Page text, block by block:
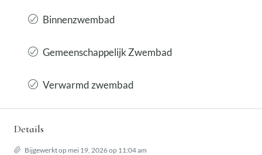
Binnenzwembad
Gemeenschappelijk Zwembad
Verwarmd zwembad
Details
Bijgewerkt op mei 19, 2026 op 11:04 am